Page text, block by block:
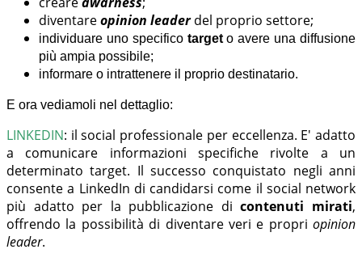
diventareopinion leaderdel proprio settore;
individuare uno specificotargeto avere una diffusione
più ampia possibile;
informare o intrattenere il proprio destinatario.
E ora vediamoli nel dettaglio:
LINKEDIN: il social professionale per eccellenza. E' adatto
a comunicare informazioni specifiche rivolte a un
determinato target. Il successo conquistato negli anni
consente a LinkedIn di candidarsi come il social network
più adatto per la pubblicazione dicontenuti mirati,
offrendo la possibilità di diventare veri e propri opinion
leader.